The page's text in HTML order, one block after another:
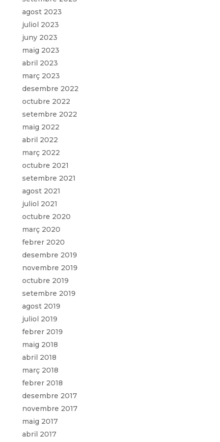
agost 2023
juliol 2023
juny 2023
maig 2023
abril 2023
març 2023
desembre 2022
octubre 2022
setembre 2022
maig 2022
abril 2022
març 2022
octubre 2021
setembre 2021
agost 2021
juliol 2021
octubre 2020
març 2020
febrer 2020
desembre 2019
novembre 2019
octubre 2019
setembre 2019
agost 2019
juliol 2019
febrer 2019
maig 2018
abril 2018
març 2018
febrer 2018
desembre 2017
novembre 2017
maig 2017
abril 2017